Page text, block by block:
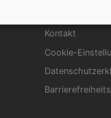
Kontakt
Cookie-